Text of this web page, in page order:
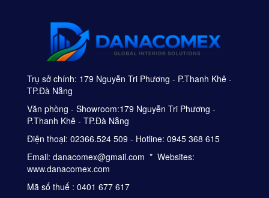
Trụ sở chính: 179 Nguyễn Tri Phương - P.Thanh Khê -
TP.Đà Nẵng
Văn phòng - Showroom:179 Nguyễn Tri Phương -
P.Thanh Khê - TP.Đà Nẵng
Điện thoại: 02366.524 509 - Hotline: 0945 368 615
Email: danacomex@gmail.com * Websites:
www.danacomex.com
Mã số thuế : 0401 677 617